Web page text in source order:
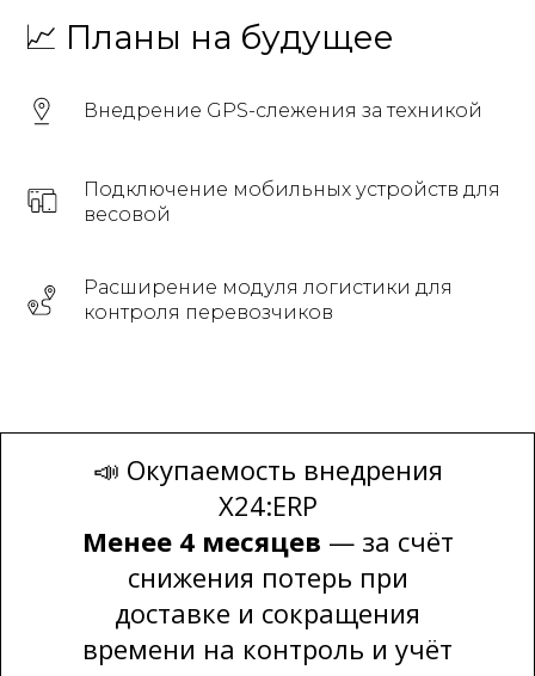
📈 Планы на будущее
Внедрение GPS-слежения за техникой
Подключение мобильных устройств для
весовой
Расширение модуля логистики для
контроля перевозчиков
📣 Окупаемость внедрения
X24:ERP
Менее 4 месяцев — за счёт
снижения потерь при
доставке и сокращения
времени на контроль и учёт
Связаться
с нами
X24:ERP
Складской учет
Продажи и дистрибуция
erp@x24.cloud